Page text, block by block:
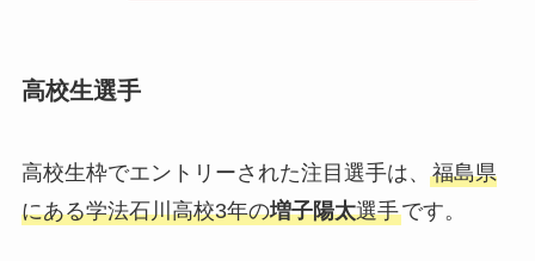
高校生選手
高校生枠でエントリーされた注目選手は、 福島県
にある学法石川高校3年の増子陽太選手です。